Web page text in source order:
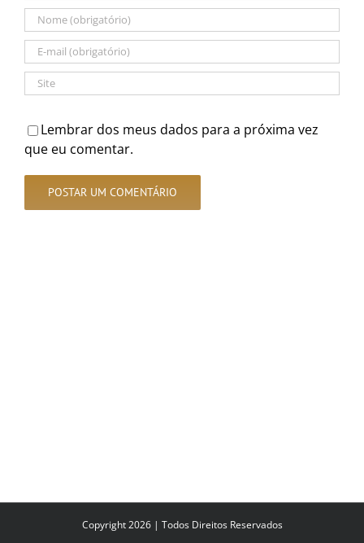
Lembrar dos meus dados para a próxima vez
que eu comentar.
Copyright 2026 | Todos Direitos Reservados